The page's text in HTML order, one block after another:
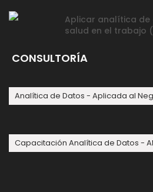
Aplicar analítica
salud en el trabajo
CONSULTORÍA
Analítica de Datos - Aplicada al
Capacitación Analítica de Datos -